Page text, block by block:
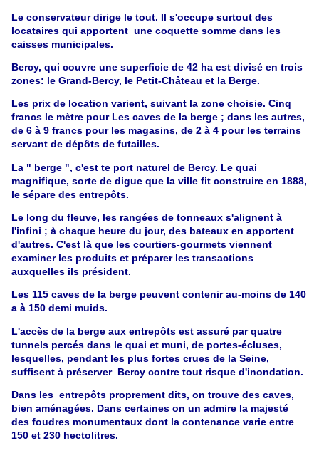
Le conservateur dirige le tout. Il s'occupe surtout des
locataires qui apportent une coquette somme dans les
caisses municipales.
Bercy, qui couvre une superficie de 42 ha est divisé en trois
zones: le Grand-Bercy, le Petit-Château et la Berge.
Les prix de location varient, suivant la zone choisie. Cinq
francs le mètre pour Les caves de la berge ; dans les autres,
de 6 à 9 francs pour les magasins, de 2 à 4 pour les terrains
servant de dépôts de futailles.
La " berge ", c'est te port naturel de Bercy. Le quai
magnifique, sorte de digue que la ville fit construire en 1888,
le sépare des entrepôts.
Le long du fleuve, les rangées de tonneaux s'alignent à
l'infini ; à chaque heure du jour, des bateaux en apportent
d'autres. C'est là que les courtiers-gourmets viennent
examiner les produits et préparer les transactions
auxquelles ils président.
Les 115 caves de la berge peuvent contenir au-moins de 140
a à 150 demi muids.
L'accès de la berge aux entrepôts est assuré par quatre
tunnels percés dans le quai et muni, de portes-écluses,
lesquelles, pendant les plus fortes crues de la Seine,
suffisent à préserver Bercy contre tout risque d'inondation.
Dans les entrepôts proprement dits, on trouve des caves,
bien aménagées. Dans certaines on un admire la majesté
des foudres monumentaux dont la contenance varie entre
150 et 230 hectolitres.